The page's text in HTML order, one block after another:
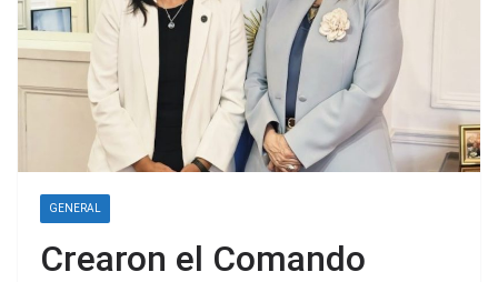
GENERAL
Crearon el Comando